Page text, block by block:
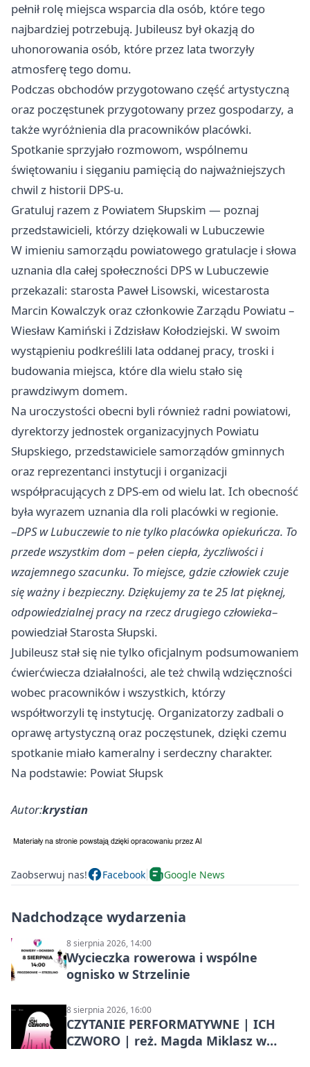
pełnił rolę miejsca wsparcia dla osób, które tego
najbardziej potrzebują. Jubileusz był okazją do
uhonorowania osób, które przez lata tworzyły
atmosferę tego domu.
Podczas obchodów przygotowano część artystyczną
oraz poczęstunek przygotowany przez gospodarzy, a
także wyróżnienia dla pracowników placówki.
Spotkanie sprzyjało rozmowom, wspólnemu
świętowaniu i sięganiu pamięcią do najważniejszych
chwil z historii DPS-u.
Gratuluj razem z Powiatem Słupskim — poznaj
przedstawicieli, którzy dziękowali w Lubuczewie
W imieniu samorządu powiatowego gratulacje i słowa
uznania dla całej społeczności DPS w Lubuczewie
przekazali: starosta Paweł Lisowski, wicestarosta
Marcin Kowalczyk oraz członkowie Zarządu Powiatu –
Wiesław Kamiński i Zdzisław Kołodziejski. W swoim
wystąpieniu podkreślili lata oddanej pracy, troski i
budowania miejsca, które dla wielu stało się
prawdziwym domem.
Na uroczystości obecni byli również radni powiatowi,
dyrektorzy jednostek organizacyjnych Powiatu
Słupskiego, przedstawiciele samorządów gminnych
oraz reprezentanci instytucji i organizacji
współpracujących z DPS-em od wielu lat. Ich obecność
była wyrazem uznania dla roli placówki w regionie.
–DPS w Lubuczewie to nie tylko placówka opiekuńcza. To
przede wszystkim dom – pełen ciepła, życzliwości i
wzajemnego szacunku. To miejsce, gdzie człowiek czuje
się ważny i bezpieczny. Dziękujemy za te 25 lat pięknej,
odpowiedzialnej pracy na rzecz drugiego człowieka–
powiedział Starosta Słupski.
Jubileusz stał się nie tylko oficjalnym podsumowaniem
ćwierćwiecza działalności, ale też chwilą wdzięczności
wobec pracowników i wszystkich, którzy
współtworzyli tę instytucję. Organizatorzy zadbali o
oprawę artystyczną oraz poczęstunek, dzięki czemu
spotkanie miało kameralny i serdeczny charakter.
Na podstawie: Powiat Słupsk
Autor:krystian
Zaobserwuj nas! Facebook Google News
Nadchodzące wydarzenia
8 sierpnia 2026, 14:00
Wycieczka rowerowa i wspólne
ognisko w Strzelinie
8 sierpnia 2026, 16:00
CZYTANIE PERFORMATYWNE | ICH
CZWORO | reż. Magda Miklasz w